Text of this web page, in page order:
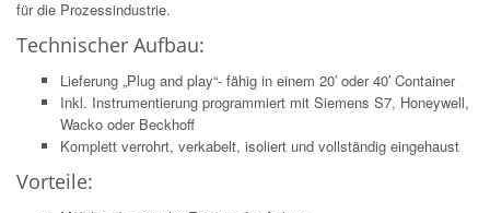
für die Prozessindustrie.
Technischer Aufbau:
Lieferung „Plug and play“- fähig in einem 20′ oder 40′ Container
Inkl. Instrumentierung programmiert mit Siemens S7, Honeywell,
Wacko oder Beckhoff
Komplett verrohrt, verkabelt, isoliert und vollständig eingehaust
Vorteile: